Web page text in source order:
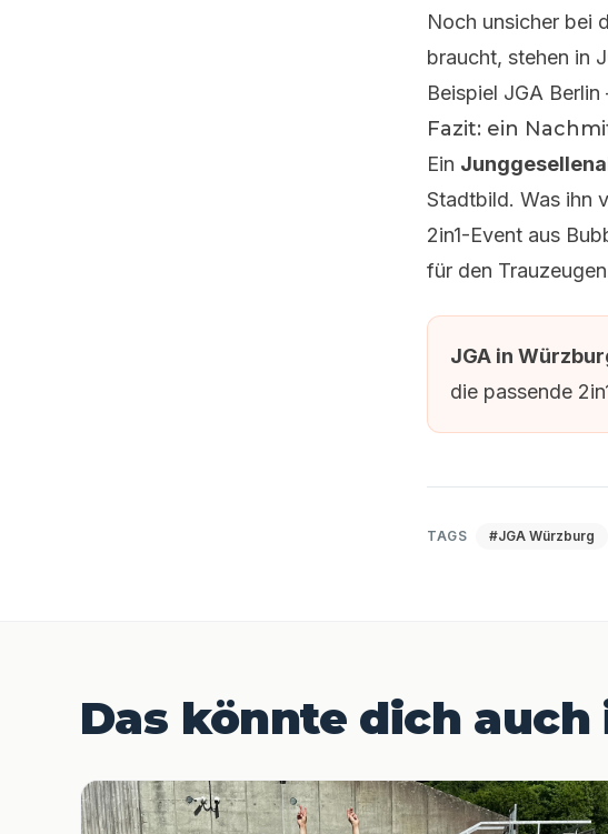
Noch unsicher bei
braucht, stehen in
Beispiel JGA Berlin
Fazit: ein
Ein
Stadtbild. Was ihn
2in1-Event aus
für den
JGA in
die passende
TAGS #JGA Würzburg
Das könnte dich